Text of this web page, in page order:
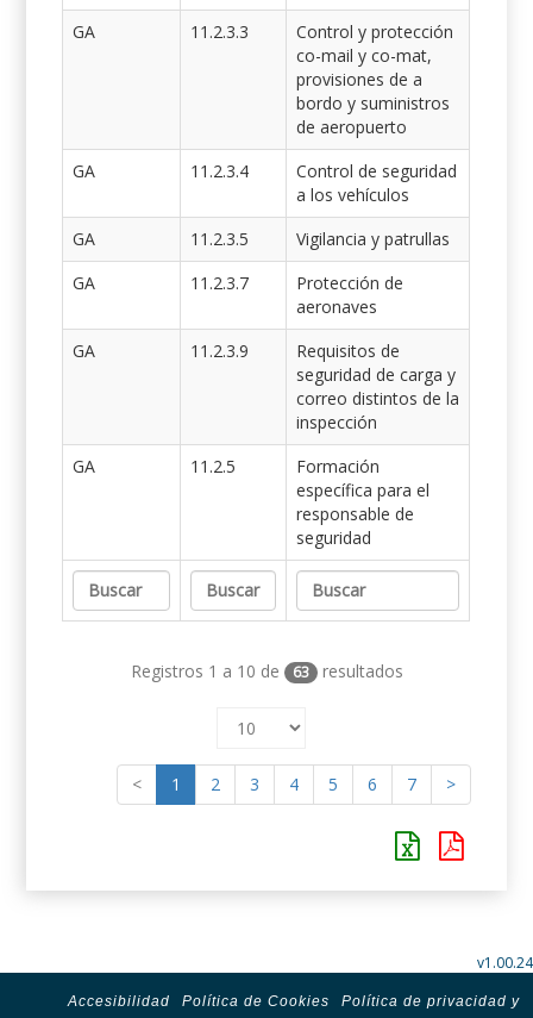
GA
11.2.3.3
Control y protección
co-mail y co-mat,
provisiones de a
bordo y suministros
de aeropuerto
GA
11.2.3.4
Control de seguridad
a los vehículos
GA
11.2.3.5
Vigilancia y patrullas
GA
11.2.3.7
Protección de
aeronaves
GA
11.2.3.9
Requisitos de
seguridad de carga y
correo distintos de la
inspección
GA
11.2.5
Formación
específica para el
responsable de
seguridad
Registros 1 a 10 de 63 resultados
< 1 2 3 4 5 6 7 >
v1.00.24
Accesibilidad Política de Cookies
Política de privacidad y